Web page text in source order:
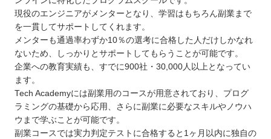
現役のエンジニアがメンターとなり、学習はもちろん副業まで
を一貫してサポートしてくれます。
メンターも通過率わずか10％の選考に合格した人だけしかなれ
ないため、しっかりとサポートしてもらうことが可能です。
企業への教育実績も、すでに900社・30,000人以上となってい
ます。
Tech Academyには副業用のコースが用意されており、プログ
ラミングの基礎から応用、さらに副業に必要なスキルやノウハ
ウまで学ぶことが可能です。
副業コースでは実力判定テストに合格すると1ヶ月以内に独自の